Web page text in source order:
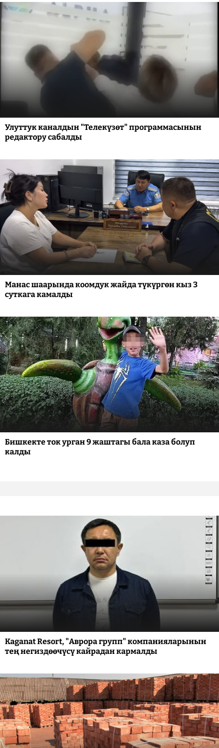
Улуттук каналдын "Телекүзөт" программасынын
редактору сабалды
Манас шаарында коомдук жайда түкүргөн кыз 3
суткага камалды
Бишкекте ток урган 9 жаштагы бала каза болуп
калды
Kaganat Resort, "Аврора групп" компанияларынын
тең негиздөөчүсү кайрадан кармалды